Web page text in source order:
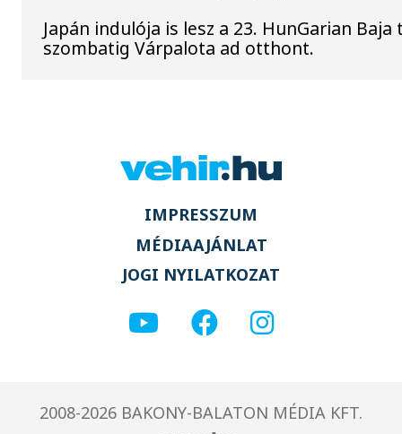
Japán indulója is lesz a 23. HunGarian
szombatig Várpalota ad otthont.
IMPRESSZUM
MÉDIAAJÁNLAT
JOGI NYILATKOZAT
2008-2026 BAKONY-BALATON MÉDIA KFT.